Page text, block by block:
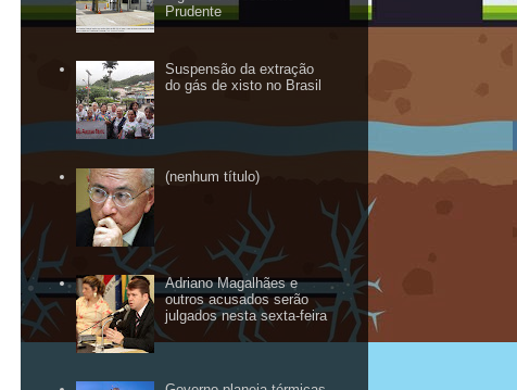
Prudente
Suspensão da extração
do gás de xisto no Brasil
(nenhum título)
Adriano Magalhães e
outros acusados serão
julgados nesta sexta-feira